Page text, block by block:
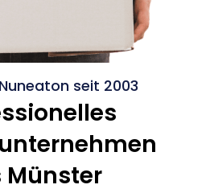
seit 2003
Münster